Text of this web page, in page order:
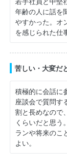
年齢の人に話を
やすかった。オ
を感じられた仕
苦しい・大変だ
積極的に会話に
座談会で質問す
割と長めなので
くらいだと思う
ランや将来のこ
よい。